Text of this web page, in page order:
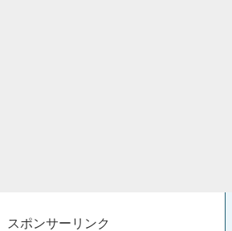
スポンサーリンク